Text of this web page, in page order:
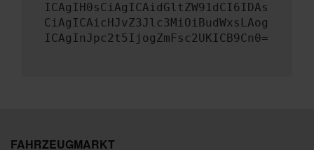
ICAgIH0sCiAgICAidGltZW91dCI6IDAs
CiAgICAicHJvZ3Jlc3MiOiBudWxsLAog
ICAgInJpc2t5IjogZmFsc2UKICB9Cn0=
FAHRZEUGMARKT